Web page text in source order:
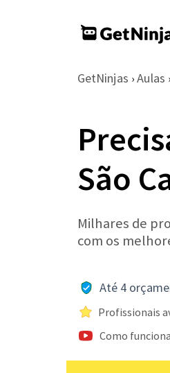
GetNinjas › Aulas ›
São
Milhares de
com os
Até 4
Profissionais
Como